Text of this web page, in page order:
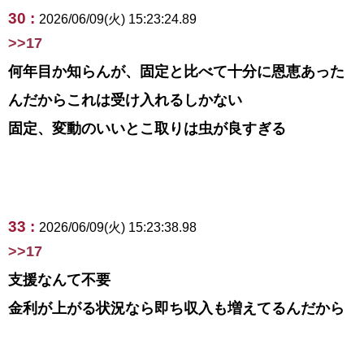
30 : 2026/06/09(火) 15:23:24.89
>>17
何年目か知らんが、固定と比べて十分に恩恵あった
んだからこれは受け入れるしかない
固定、変動のいいとこ取りは虫が良すぎる
33 : 2026/06/09(火) 15:23:38.98
>>17
支援なんて不要
金利が上がる状況なら即ち収入も増えてるんだから